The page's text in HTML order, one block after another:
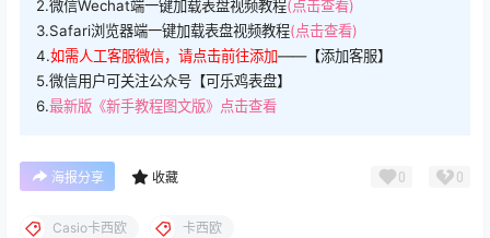
2.微信Wechat端一键加载表盘视频教程(点击查看)
3.Safari浏览器端一键加载表盘视频教程(点击查看)
4.如需人工客服微信，请点击前往添加——【添加客服】
5.微信用户可关注公众号【可乐鸡表盘】
6.最新版《新手教程图文版》点击查看
海报分享 收藏 0 0
Casio卡西欧 卡西欧